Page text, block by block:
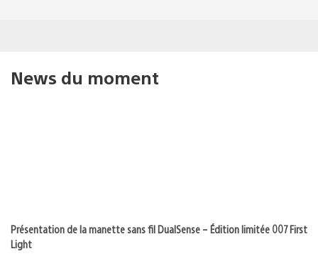
News du moment
Présentation de la manette sans fil DualSense – Édition limitée 007 First
Light